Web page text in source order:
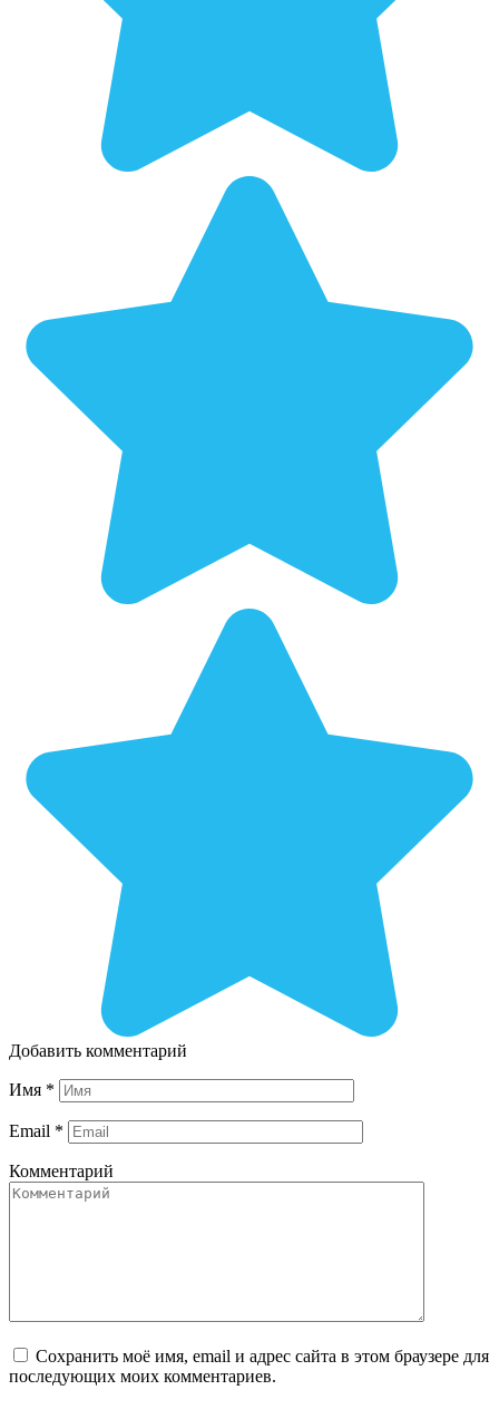
Добавить комментарий
Имя *
Email *
Комментарий
Сохранить моё имя, email и адрес сайта в этом браузере для
последующих моих комментариев.